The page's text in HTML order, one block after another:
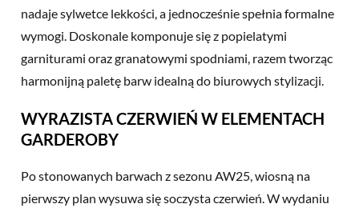
nadaje sylwetce lekkości, a jednocześnie spełnia formalne
wymogi. Doskonale komponuje się z popielatymi
garniturami oraz granatowymi spodniami, razem tworząc
harmonijną paletę barw idealną do biurowych stylizacji.
WYRAZISTA CZERWIEŃ W ELEMENTACH
GARDEROBY
Po stonowanych barwach z sezonu AW25, wiosną na
pierwszy plan wysuwa się soczysta czerwień. W wydaniu